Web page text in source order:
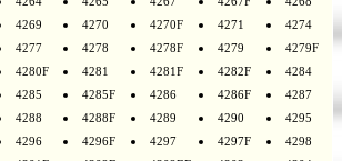
4269 4270 4270F 4271
4274
4277 4278 4278F 4279
4279F
4280F 4281 4281F 4282F
4284
4285 4285F 4286 4286F
4287
4288 4288F 4289 4290
4295
4296 4296F 4297 4297F
4298